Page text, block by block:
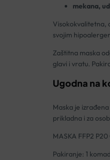
mekana,
Visokokvalitetna,
svojim
Zaštitna maska
glavi i vratu.
Ugodna na
Maska je
prikladna i za
MASKA FFP2
Pakiranje: 1 komad